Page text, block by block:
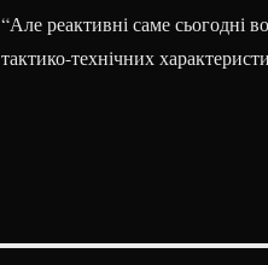
“Але реактивні саме сьогодні
тактико-технічних